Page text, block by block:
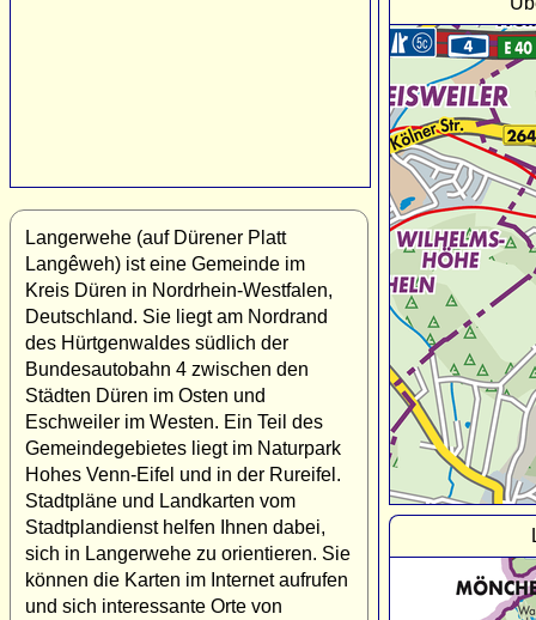
Langerwehe (auf Dürener Platt
Langêweh) ist eine Gemeinde im
Kreis Düren in Nordrhein-Westfalen,
Deutschland. Sie liegt am Nordrand
des Hürtgenwaldes südlich der
Bundesautobahn 4 zwischen den
Städten Düren im Osten und
Eschweiler im Westen. Ein Teil des
Gemeindegebietes liegt im Naturpark
Hohes Venn-Eifel und in der Rureifel.
Stadtpläne und Landkarten vom
Stadtplandienst helfen Ihnen dabei,
sich in Langerwehe zu orientieren. Sie
können die Karten im Internet aufrufen
und sich interessante Orte von